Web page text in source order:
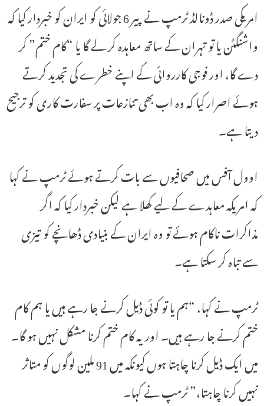
امریکی صدر ڈونالڈ ٹرمپ نے پیر 6 جولائی کو ایران کو خبردار کیا کہ
واشنگٹن یا تو تہران کے ساتھ معاہدہ کر لے گا یا “کام ختم” کر
دے گا، اور فوجی کارروائی کے اپنے خطرے کی تجدید کرتے
ہوئے اصرار کیا کہ وہ اب بھی تنازعات پر سفارت کاری کو ترجیح
دیتا ہے۔
اوول آفس میں صحافیوں سے بات کرتے ہوئے ٹرمپ نے کہا
کہ امریکہ معاہدے کے لیے کھلا ہے لیکن خبردار کیا کہ اگر
مذاکرات ناکام ہوئے تو وہ ایران کے بنیادی ڈھانچے کو تیزی
سے تباہ کر سکتا ہے۔
ٹرمپ نے کہا، “ہم یا تو کوئی ڈیل کرنے جا رہے ہیں یا ہم کام
ختم کرنے جا رہے ہیں۔ اور یہ کام ختم کرنا مشکل نہیں ہو گا۔
میں ایک ڈیل کرنا چاہتا ہوں کیونکہ میں 91 ملین لوگوں کو متاثر
نہیں کرنا چاہتا،” ٹرمپ نے کہا۔